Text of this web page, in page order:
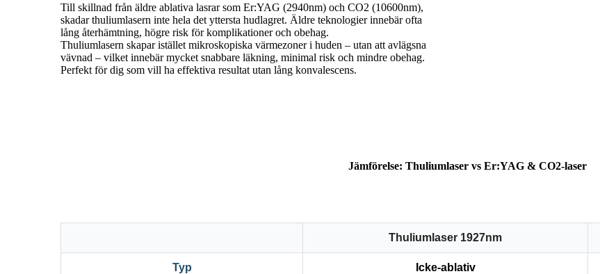
Till skillnad från äldre ablativa lasrar som Er:YAG (2940nm) och CO2 (10600nm),
skadar thuliumlasern inte hela det yttersta hudlagret. Äldre teknologier innebär ofta
lång återhämtning, högre risk för komplikationer och obehag.
Thuliumlasern skapar istället mikroskopiska värmezoner i huden – utan att avlägsna
vävnad – vilket innebär mycket snabbare läkning, minimal risk och mindre obehag.
Perfekt för dig som vill ha effektiva resultat utan lång konvalescens.
Jämförelse: Thuliumlaser vs Er:YAG & CO2-laser
Thuliumlaser 1927nm
Typ Icke-ablativ